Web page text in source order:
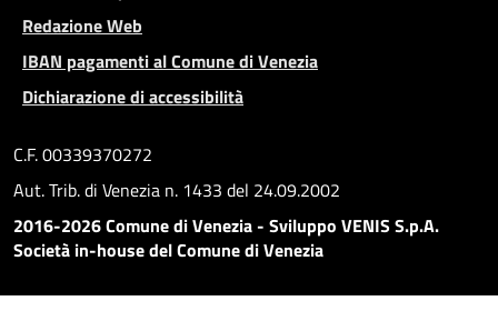
Redazione Web
IBAN pagamenti al Comune di Venezia
Dichiarazione di accessibilità
C.F. 00339370272
Aut. Trib. di Venezia n. 1433 del 24.09.2002
2016-2026 Comune di Venezia - Sviluppo VENIS S.p.A.
Società in-house del Comune di Venezia